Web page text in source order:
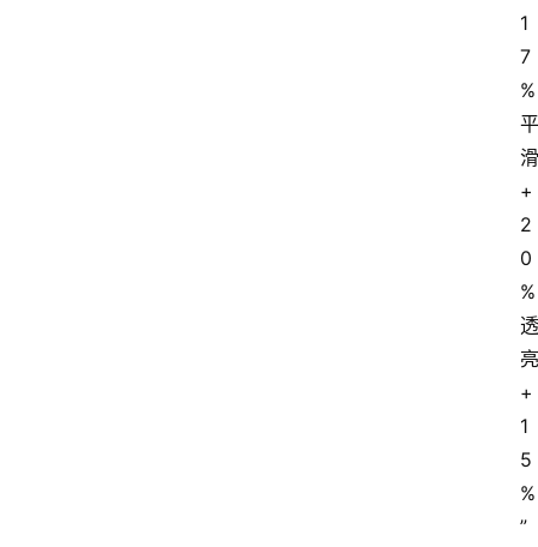
1
7
%
平
滑
+
2
0
%
透
亮
+
1
5
%
”